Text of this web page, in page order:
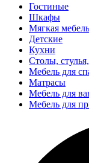
Гостиные
Шкафы
Мягкая мебель
Детские
Кухни
Столы,
Мебель для
Матрасы
Мебель для
Мебель для